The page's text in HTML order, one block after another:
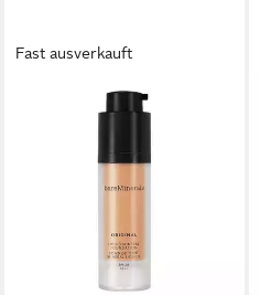
Fast ausverkauft
BAREMINERALS
Foundation Original Liquid
lieferbar - in 3-4 Werktagen bei dir